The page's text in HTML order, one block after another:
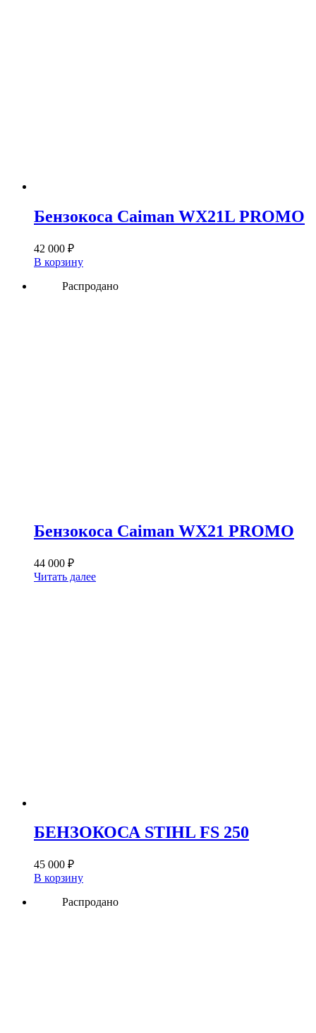
Бензокоса Caiman WX21L PROMO
42 000 ₽
В корзину
Распродано
Бензокоса Caiman WX21 PROMO
44 000 ₽
Читать далее
БЕНЗОКОСА STIHL FS 250
45 000 ₽
В корзину
Распродано